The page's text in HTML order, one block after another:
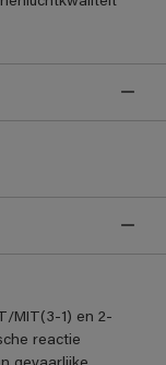
MIT(3-1) en 2-
reactie